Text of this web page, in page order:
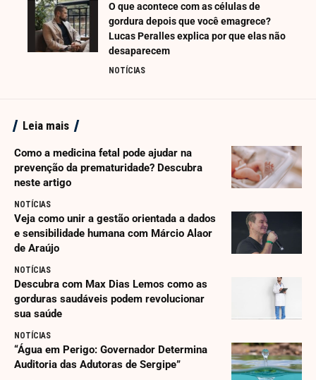
O que acontece com as células de
gordura depois que você emagrece?
Lucas Peralles explica por que elas não
desaparecem
NOTÍCIAS
Leia mais
Como a medicina fetal pode ajudar na
prevenção da prematuridade? Descubra
neste artigo
NOTÍCIAS
Veja como unir a gestão orientada a dados
e sensibilidade humana com Márcio Alaor
de Araújo
NOTÍCIAS
Descubra com Max Dias Lemos como as
gorduras saudáveis podem revolucionar
sua saúde
NOTÍCIAS
“Água em Perigo: Governador Determina
Auditoria das Adutoras de Sergipe”